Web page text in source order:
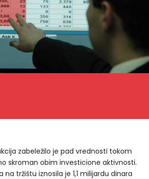
zabeležilo je pad vrednosti tokom
skroman obim investicione aktivnosti.
na tržištu iznosila je 1,1 milijardu dinara